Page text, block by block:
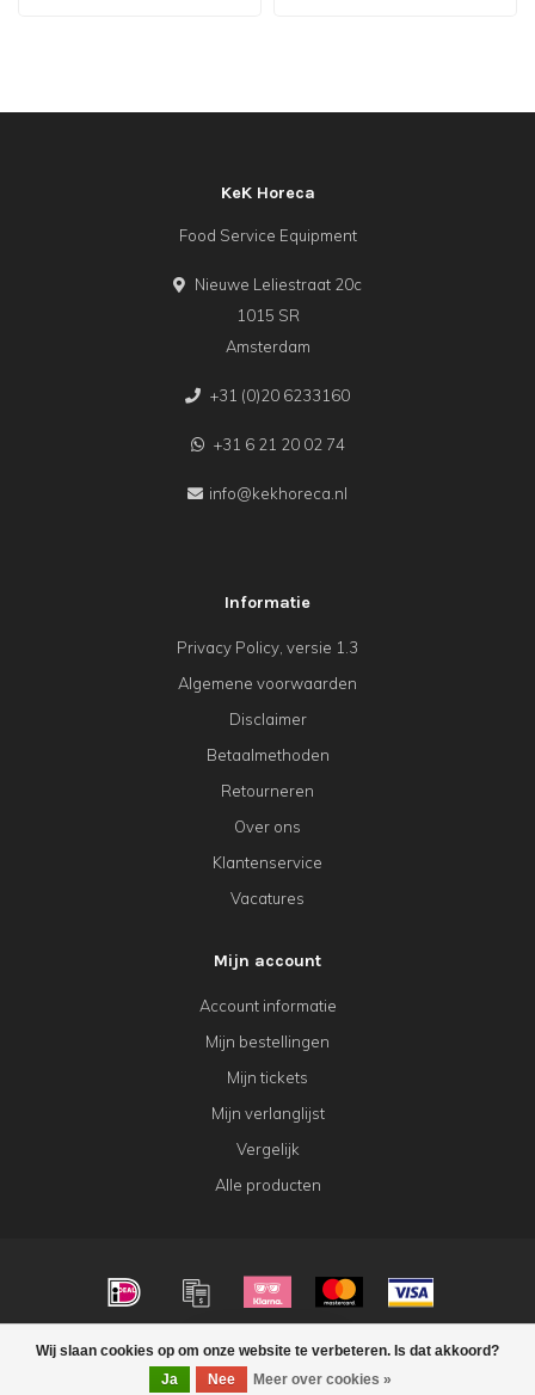
Wij slaan cookies op om onze website te verbeteren. Is dat akkoord?
Ja
Nee Meer over cookies »
KeK Horeca
Food Service Equipment
Nieuwe Leliestraat 20c
1015 SR
Amsterdam
+31 (0)20 6233160
+31 6 21 20 02 74
info@kekhoreca.nl
Informatie
Privacy Policy, versie 1.3
Algemene voorwaarden
Disclaimer
Betaalmethoden
Retourneren
Over ons
Klantenservice
Vacatures
Mijn account
Account informatie
Mijn bestellingen
Mijn tickets
Mijn verlanglijst
Vergelijk
Alle producten
© Copyright 2026 KeK Horeca
FILTERS